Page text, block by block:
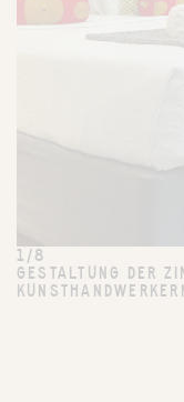
1/8
GESTALTUNG DER